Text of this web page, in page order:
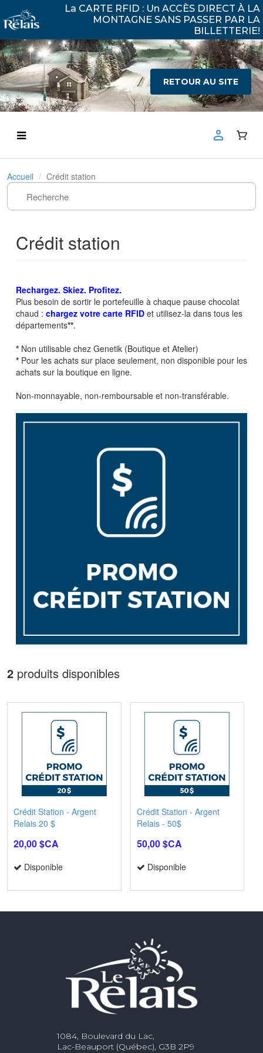
La CARTE RFID : Un ACCÈS DIRECT À LA
MONTAGNE SANS PASSER PAR LA
BILLETTERIE!
RETOUR AU SITE
Accueil Crédit station
Crédit station
Rechargez. Skiez. Profitez.
Plus besoin de sortir le portefeuille à chaque pause chocolat
chaud : chargez votre carte RFID et utilisez-la dans tous les
départements**.
* Non utilisable chez Genetik (Boutique et Atelier)
* Pour les achats sur place seulement, non disponible pour les
achats sur la boutique en ligne.
Non-monnayable, non-remboursable et non-transférable.
2 produits disponibles
Crédit Station - Argent
Relais 20 $
20,00 $CA
Disponible
Crédit Station - Argent
Relais - 50$
50,00 $CA
Disponible
1084, Boulevard du Lac,
Lac-Beauport (Québec), G3B 2P9